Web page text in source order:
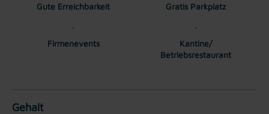
Gute Erreichbarkeit Gratis Parkplatz
Firmenevents
Kantine/
Betriebsrestaurant
Gehalt